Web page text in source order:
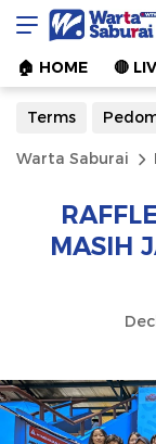
Warta
Sumber
🏠︎ HOME 🔴
Terms
Warta Saburai
MASIH